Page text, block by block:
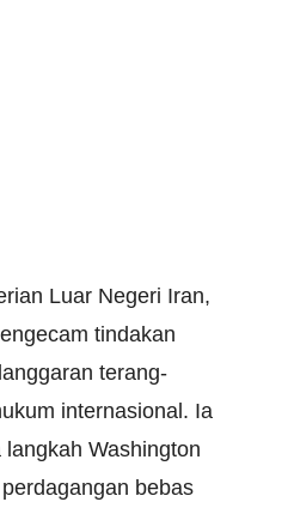
Luar Negeri Iran,
tindakan
terang-
internasional. Ia
Washington
bebas